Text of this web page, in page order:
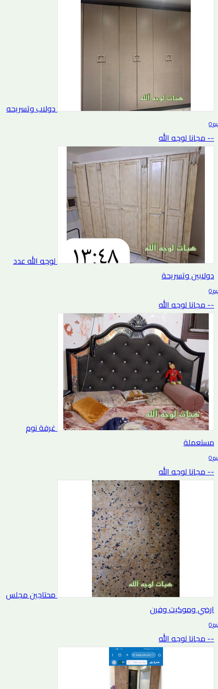
دولاب وتسريحه
0 التقييم
-- مجانا لوجه الله
لوجه الله عدد
دولابين وتسريحة
0 التقييم
-- مجانا لوجه الله
غرفة نوم
مستعملة
0 التقييم
-- مجانا لوجه الله
محتاجين مجلس
ارضي وموكيت وفرن
0 التقييم
-- مجانا لوجه الله